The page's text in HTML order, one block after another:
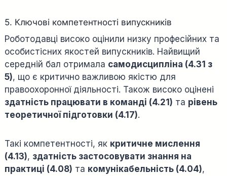
5. Ключові компетентності випускників
Роботодавці високо оцінили низку професійних та
особистісних якостей випускників. Найвищий
середній бал отримала самодисципліна (4.31 з
5), що є критично важливою якістю для
правоохоронної діяльності. Також високо оцінені
здатність працювати в команді (4.21) та рівень
теоретичної підготовки (4.17).
Такі компетентності, як критичне мислення
(4.13), здатність застосовувати знання на
практиці (4.08) та комунікабельність (4.04),